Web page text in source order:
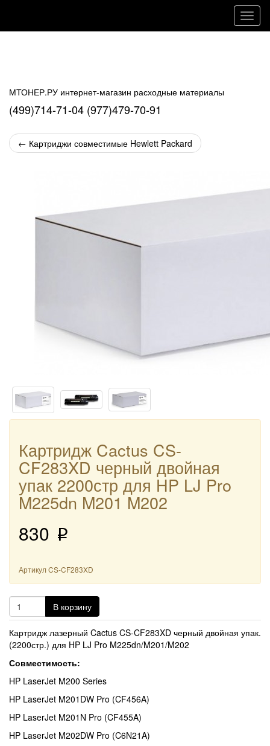
МТОНЕР.РУ интернет-магазин расходные материалы
(499)714-71-04 (977)479-70-91
← Картриджи совместимые Hewlett Packard
Картридж Cactus CS-
CF283XD черный двойная
упак 2200стр для HP LJ Pro
M225dn M201 M202
830 p
АртикулCS-CF283XD
В корзину
Картридж лазерный Cactus CS-CF283XD черный двойная упак.
(2200стр.) для HP LJ Pro M225dn/M201/M202
Совместимость:
HP LaserJet M200 Series
HP LaserJet M201DW Pro (CF456A)
HP LaserJet M201N Pro (CF455A)
HP LaserJet M202DW Pro (C6N21A)